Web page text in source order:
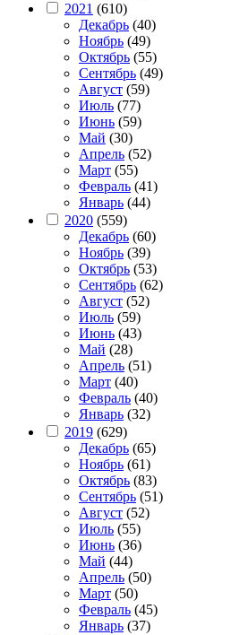
2021 (610)
Декабрь (40)
Ноябрь (49)
Октябрь (55)
Сентябрь (49)
Август (59)
Июль (77)
Июнь (59)
Май (30)
Апрель (52)
Март (55)
Февраль (41)
Январь (44)
2020 (559)
Декабрь (60)
Ноябрь (39)
Октябрь (53)
Сентябрь (62)
Август (52)
Июль (59)
Июнь (43)
Май (28)
Апрель (51)
Март (40)
Февраль (40)
Январь (32)
2019 (629)
Декабрь (65)
Ноябрь (61)
Октябрь (83)
Сентябрь (51)
Август (52)
Июль (55)
Июнь (36)
Май (44)
Апрель (50)
Март (50)
Февраль (45)
Январь (37)